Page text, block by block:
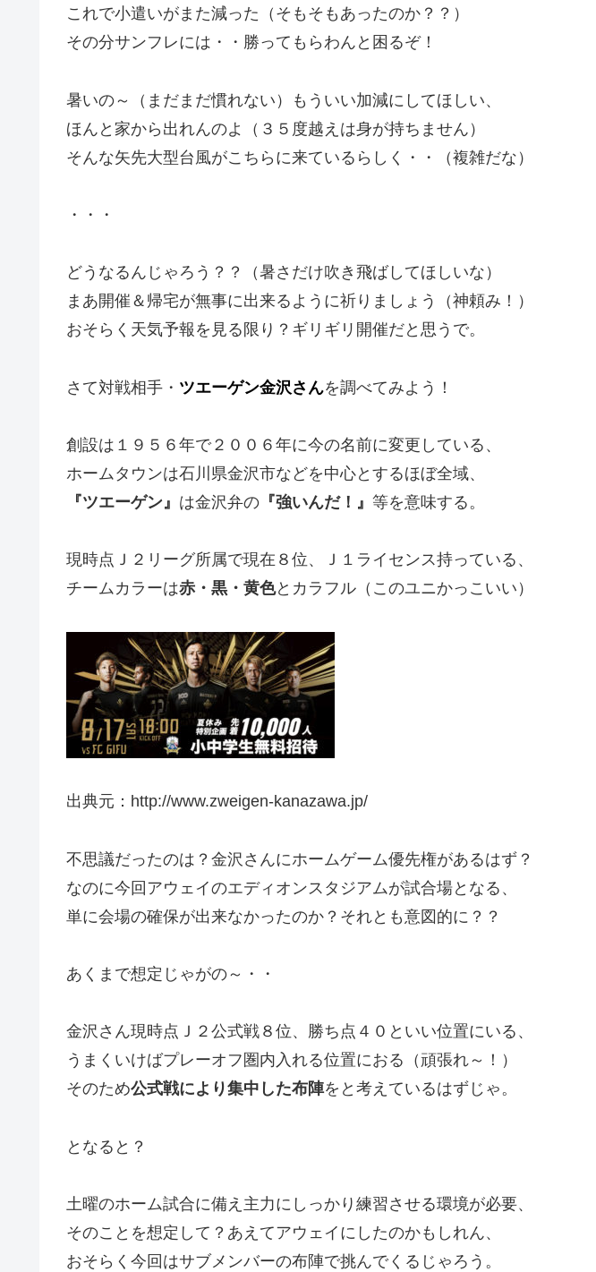
これで小遣いがまた減った（そもそもあったのか？？）
その分サンフレには・・勝ってもらわんと困るぞ！
暑いの～（まだまだ慣れない）もういい加減にしてほしい、
ほんと家から出れんのよ（３５度越えは身が持ちません）
そんな矢先大型台風がこちらに来ているらしく・・（複雑だな）
・・・
どうなるんじゃろう？？（暑さだけ吹き飛ばしてほしいな）
まあ開催＆帰宅が無事に出来るように祈りましょう（神頼み！）
おそらく天気予報を見る限り？ギリギリ開催だと思うで。
さて対戦相手・ ツエーゲン金沢さんを調べてみよう！
創設は１９５６年で２００６年に今の名前に変更している、
ホームタウンは石川県金沢市などを中心とするほぼ全域、
『ツエーゲン』 は金沢弁の 『強いんだ！』 等を意味する。
現時点Ｊ２リーグ所属で現在８位、Ｊ１ライセンス持っている、
チームカラーは赤・黒・黄色とカラフル（このユニかっこいい）
出典元：http://www.zweigen-kanazawa.jp/
不思議だったのは？金沢さんにホームゲーム優先権があるはず？
なのに今回アウェイのエディオンスタジアムが試合場となる、
単に会場の確保が出来なかったのか？それとも意図的に？？
あくまで想定じゃがの～・・
金沢さん現時点Ｊ２公式戦８位、勝ち点４０といい位置にいる、
うまくいけばプレーオフ圏内入れる位置におる（頑張れ～！）
そのため公式戦により集中した布陣をと考えているはずじゃ。
となると？
土曜のホーム試合に備え主力にしっかり練習させる環境が必要、
そのことを想定して？あえてアウェイにしたのかもしれん、
おそらく今回はサブメンバーの布陣で挑んでくるじゃろう。